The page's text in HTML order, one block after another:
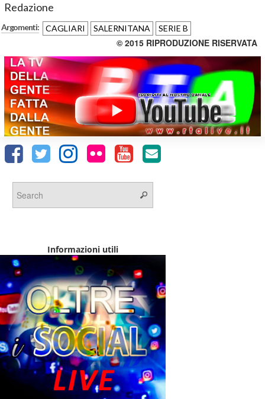
Redazione
Argomenti: CAGLIARI SALERNITANA SERIE B
© 2015 RIPRODUZIONE RISERVATA
Informazioni utili